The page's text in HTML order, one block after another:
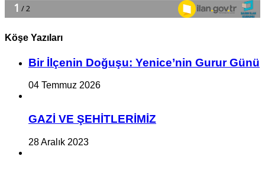
Köşe Yazıları
Bir İlçe­nin Do­ğu­şu: Ye­ni­ce’nin Gurur Günü
04 Temmuz 2026
GAZİ VE ŞEHİTLERİMİZ
28 Aralık 2023